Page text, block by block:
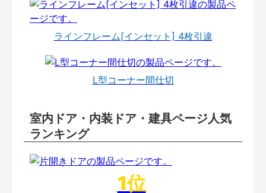
ラインフレーム[インセット] 4枚引違
L型コーナー間仕切
室内ドア・内装ドア・建具ページ人気
ランキング